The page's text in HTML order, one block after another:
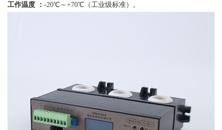
工作温度
： -20℃～+70℃（工业级标准）。